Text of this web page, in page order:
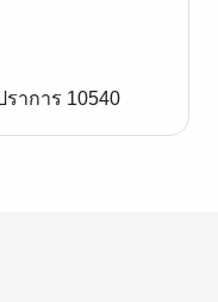
าการ 10540